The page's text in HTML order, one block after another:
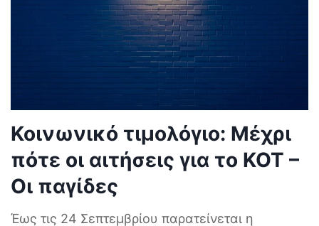
Κοινωνικό τιμολόγιο: Μέχρι
πότε οι αιτήσεις για το ΚΟΤ –
Οι παγίδες
Έως τις 24 Σεπτεμβρίου παρατείνεται η